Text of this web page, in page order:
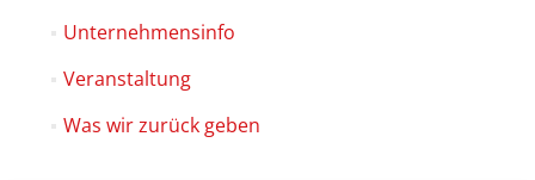
Unternehmensinfo
Veranstaltung
Was wir zurück geben